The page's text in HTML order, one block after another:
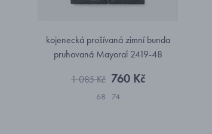
kojenecká prošívaná zimní bunda
pruhovaná Mayoral 2419-48
1 085 Kč 760 Kč
68 74